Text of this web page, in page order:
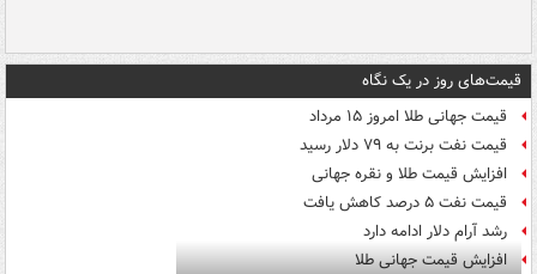
قیمت‌های روز در یک نگاه
قیمت جهانی طلا امروز ۱۵ مرداد
قیمت نفت برنت به ۷۹ دلار رسید
افزایش قیمت طلا و نقره جهانی
قیمت نفت ۵ درصد کاهش یافت
رشد آرام دلار ادامه دارد
افزایش قیمت جهانی طلا